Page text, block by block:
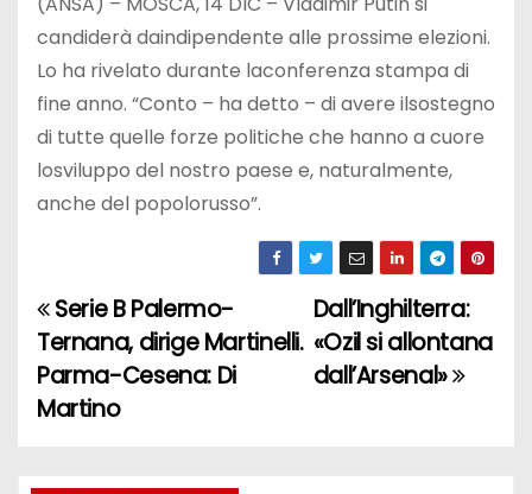
candiderà daindipendente alle prossime elezioni.
Lo ha rivelato durante laconferenza stampa di
fine anno. “Conto – ha detto – di avere ilsostegno
di tutte quelle forze politiche che hanno a cuore
losviluppo del nostro paese e, naturalmente,
anche del popolorusso”.
N
a
v
Dall’Inghilterra:
«Ozil si allontana
dall’Arsenal»
Serie B Palermo-
Ternana, dirige Martinelli.
Parma-Cesena: Di
Martino